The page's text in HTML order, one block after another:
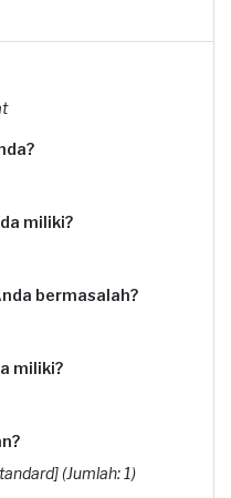
miliki?
bermasalah?
miliki?
(Jumlah: 1)